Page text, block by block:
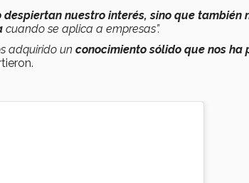
despiertan nuestro interés, sino que también
cuando se aplica a empresas”.
adquirido un conocimiento sólido que nos ha